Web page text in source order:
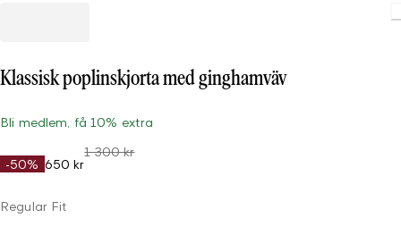
Klassisk poplinskjorta med ginghamväv
Bli medlem, få 10% extra
-50% 650 kr
1 300 kr
Regular Fit